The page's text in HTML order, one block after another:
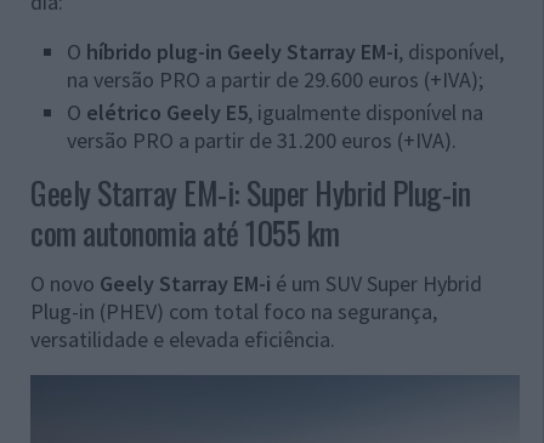
O híbrido plug-in Geely Starray EM-i, disponível,
na versão PRO a partir de 29.600 euros (+IVA);
O elétrico Geely E5, igualmente disponível na
versão PRO a partir de 31.200 euros (+IVA).
Geely Starray EM-i: Super Hybrid Plug-in
com autonomia até 1055 km
O novo Geely Starray EM-i é um SUV Super Hybrid
Plug-in (PHEV) com total foco na segurança,
versatilidade e elevada eficiência.